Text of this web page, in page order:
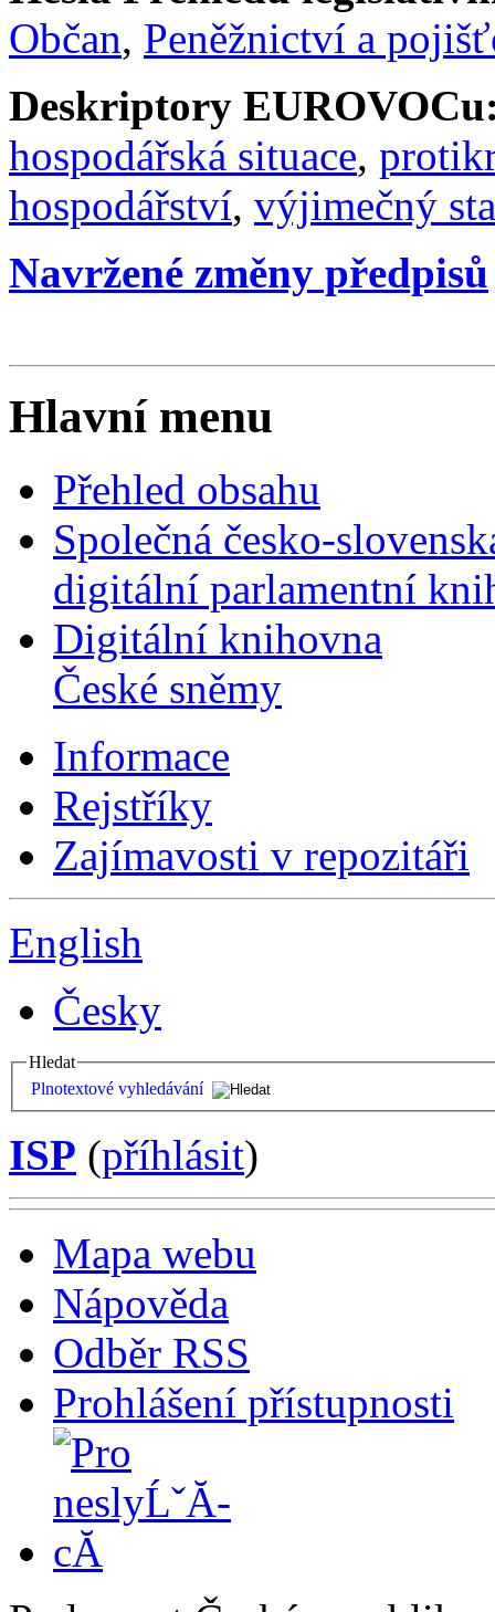
Občan, Peněžnictví a
Deskriptory
hospodářská situace,
hospodářství, výjimečný
Navržené změny předpisů
Hlavní menu
Přehled obsahu
Společná česko-
digitální parlamentní
Digitální knihovna
České sněmy
Informace
Rejstříky
Zajímavosti v repozitáři
English
Česky
Hledat
Plnotextové vyhledávání
ISP (příhlásit)
Mapa webu
Nápověda
Odběr RSS
Prohlášení přístupnosti